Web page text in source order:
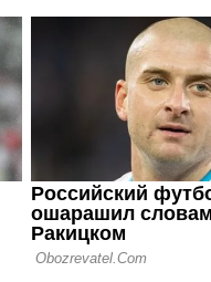
Ротань:
слабое
последних
04.07.26 11:57
Срна:
терял